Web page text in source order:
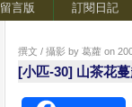
留言版 訂閱日記
撰文 / 攝影 by 葛蘿 on
[小匹-30] 山茶花蔓